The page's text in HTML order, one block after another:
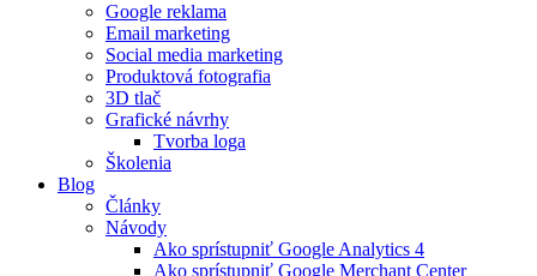
Google reklama
Email marketing
Social media marketing
Produktová fotografia
3D tlač
Grafické návrhy
Tvorba loga
Školenia
Blog
Články
Návody
Ako sprístupniť Google Analytics 4​
Ako sprístupniť Google Merchant Center​